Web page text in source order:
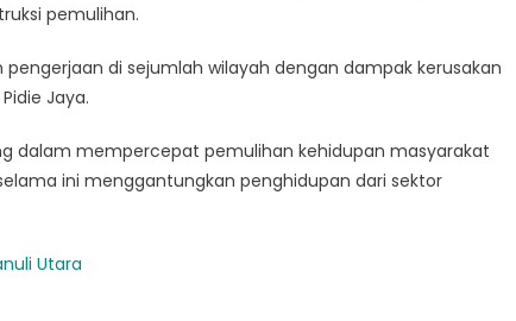
pemulihan.
di sejumlah wilayah dengan dampak kerusakan
Jaya.
dalam mempercepat pemulihan kehidupan masyarakat
ini menggantungkan penghidupan dari sektor
Utara